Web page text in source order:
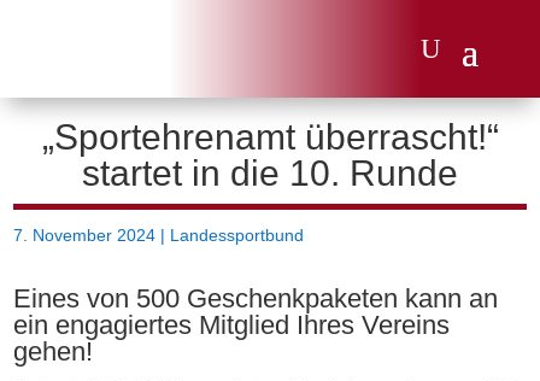
„Sportehrenamt überrascht!“
startet in die 10. Runde
7. November 2024 | Landessportbund
Eines von 500 Geschenkpaketen kann an
ein engagiertes Mitglied Ihres Vereins
gehen!